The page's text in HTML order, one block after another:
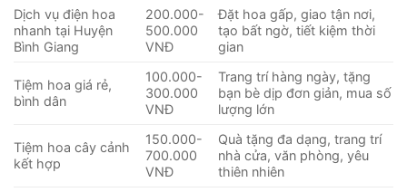
Dịch vụ điện hoa
nhanh tại Huyện
Bình Giang
200.000-
500.000
VNĐ
Đặt hoa gấp, giao tận nơi,
tạo bất ngờ, tiết kiệm thời
gian
Tiệm hoa giá rẻ,
bình dân
100.000-
300.000
VNĐ
Trang trí hàng ngày, tặng
bạn bè dịp đơn giản, mua số
lượng lớn
Tiệm hoa cây cảnh
kết hợp
150.000-
700.000
VNĐ
Quà tặng đa dạng, trang trí
nhà cửa, văn phòng, yêu
thiên nhiên